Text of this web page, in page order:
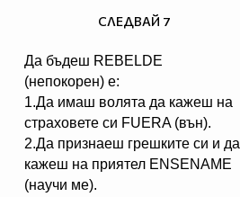
Да бъдеш REBELDE
(непокорен) е:
1.Да имаш волята да кажеш на
страховете си FUERA (вън).
2.Да признаеш грешките си и да
кажеш на приятел ЕNSENAME
(научи ме).
СЛЕДВАЙ 7